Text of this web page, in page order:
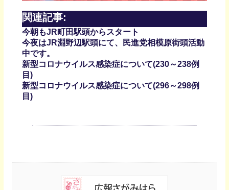
関連記事:
今朝もJR町田駅頭からスタート
今夜はJR淵野辺駅頭にて、民進党相模原街頭活動
中です。
新型コロナウイルス感染症について(230～238例
目)
新型コロナウイルス感染症について(296～298例
目)